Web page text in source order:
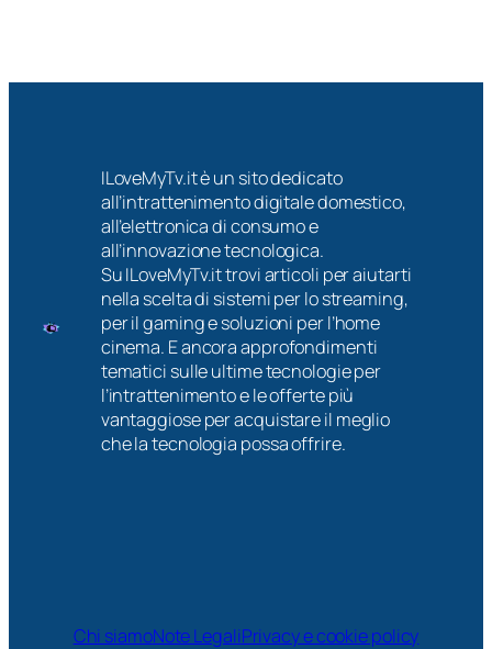
ILoveMyTv.it è un sito dedicato
all’intrattenimento digitale domestico,
all’elettronica di consumo e
all’innovazione tecnologica.
Su ILoveMyTv.it trovi articoli per aiutarti
nella scelta di sistemi per lo streaming,
per il gaming e soluzioni per l’home
cinema. E ancora approfondimenti
tematici sulle ultime tecnologie per
l’intrattenimento e le offerte più
vantaggiose per acquistare il meglio
che la tecnologia possa offrire.
Chi siamoNote LegaliPrivacy e cookie policy